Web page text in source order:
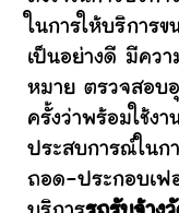
ในการให้บริการ
เป็นอย่างดี มีคว
หมาย ตรวจสอบ
ครั้งว่าพร้อมใช้ง
ประสบการณ์ในก
ถอด-ประกอบเฟ